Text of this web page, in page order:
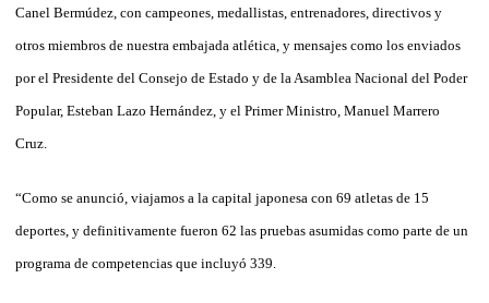
Canel Bermúdez, con campeones, medallistas, entrenadores, directivos y
otros miembros de nuestra embajada atlética, y mensajes como los enviados
por el Presidente del Consejo de Estado y de la Asamblea Nacional del Poder
Popular, Esteban Lazo Hernández, y el Primer Ministro, Manuel Marrero
Cruz.
“Como se anunció, viajamos a la capital japonesa con 69 atletas de 15
deportes, y definitivamente fueron 62 las pruebas asumidas como parte de un
programa de competencias que incluyó 339.